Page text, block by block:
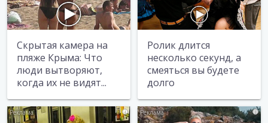
Скрытая камера на
пляже Крыма: Что
люди вытворяют,
когда их не видят...
Ролик длится
несколько секунд, а
смеяться вы будете
долго
i i